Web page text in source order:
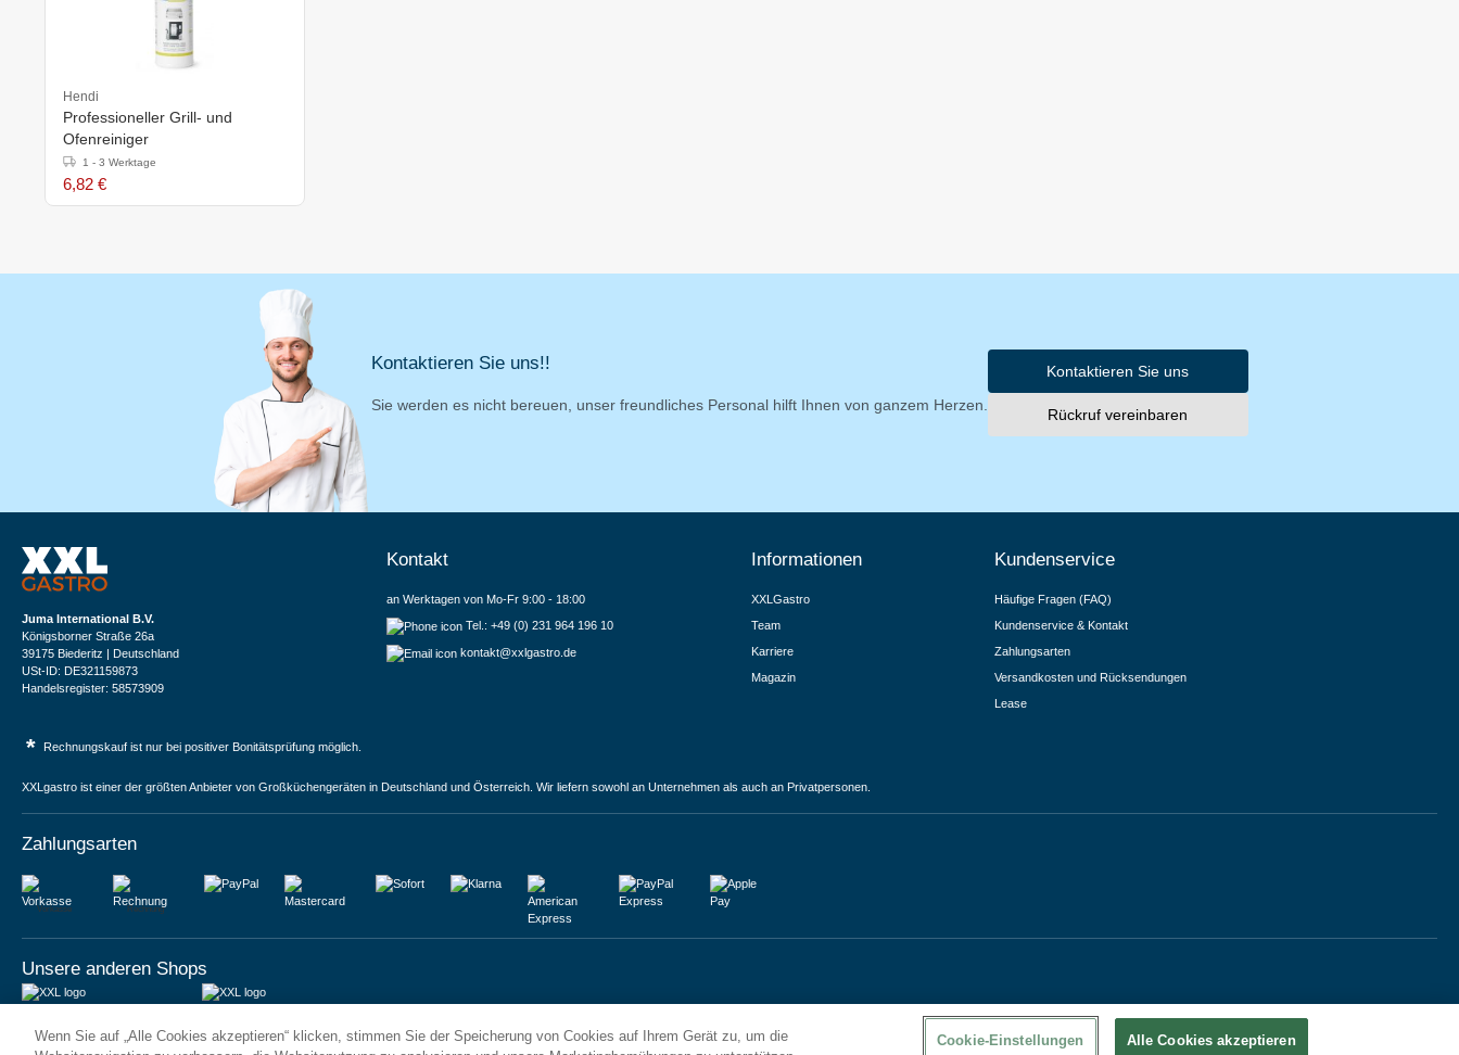
Hendi
Professioneller Grill- und
Ofenreiniger
1 - 3 Werktage
6,82 €
Kontaktieren Sie uns!!
Sie werden es nicht bereuen, unser freundliches Personal hilft Ihnen von ganzem Herzen.
Kontaktieren Sie uns
Rückruf vereinbaren
Juma International B.V.
Königsborner Straße 26a
39175 Biederitz | Deutschland
USt-ID: DE321159873
Handelsregister: 58573909
Kontakt
an Werktagen von Mo-Fr 9:00 - 18:00
Tel.: +49 (0) 231 964 196 10
kontakt@xxlgastro.de
Informationen
XXLGastro
Team
Karriere
Magazin
Kundenservice
Häufige Fragen (FAQ)
Kundenservice & Kontakt
Zahlungsarten
Versandkosten und Rücksendungen
Lease
* Rechnungskauf ist nur bei positiver Bonitätsprüfung möglich.
XXLgastro ist einer der größten Anbieter von Großküchengeräten in Deutschland und Österreich. Wir liefern sowohl an Unternehmen als auch an Privatpersonen.
Zahlungsarten
Vorkasse Rechnung
Unsere anderen Shops
6 Rue des Bateliers
Vrijheidweg 34
Wenn Sie auf „Alle Cookies akzeptieren“ klicken, stimmen Sie der Speicherung von Cookies auf Ihrem Gerät zu, um die
Cookie-Einstellungen Alle Cookies akzeptieren